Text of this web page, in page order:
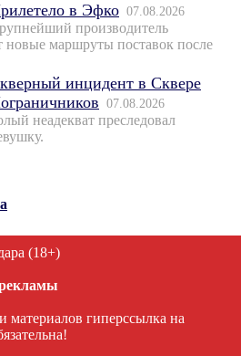
в Эфко 07.08.2026
производитель
новые маршруты поставок после
инцидент в Сквере
07.08.2026
неадекват преследовал
(18+)
гиперссылка на